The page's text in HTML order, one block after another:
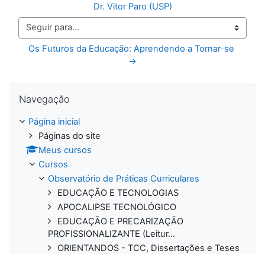
Dr. Vitor Paro (USP)
Seguir para...
Os Futuros da Educação: Aprendendo a Tornar-se
→
Navegação
Página inicial
Páginas do site
Meus cursos
Cursos
Observatório de Práticas Curriculares
EDUCAÇÃO E TECNOLOGIAS
APOCALIPSE TECNOLÓGICO
EDUCAÇÃO E PRECARIZAÇÃO
PROFISSIONALIZANTE (Leitur...
ORIENTANDOS - TCC, Dissertações e Teses